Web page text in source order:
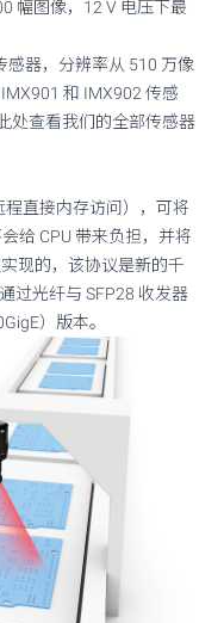
幅图像，12 V 电压下最
感器，分辨率从 510 万像
和 IMX902 传感
处查看我们的全部传感器
程直接内存访问），可将
给 CPU 带来负担，并将
现的，该协议是新的千
过光纤与 SFP28 收发器
）版本。